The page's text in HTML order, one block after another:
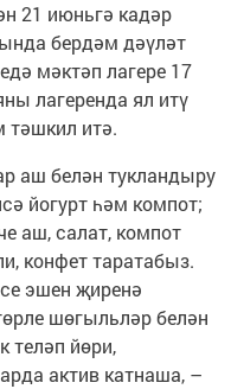
21 июньгә кадәр
бердәм дәүләт
мәктәп лагере 17
лагеренда ял итү
тәшкил итә.
аш белән тукландыру
йогурт һәм компот;
аш, салат, компот
конфет таратабыз.
эшен җиренә
шөгыльләр белән
теләп йөри,
актив катнаша, –